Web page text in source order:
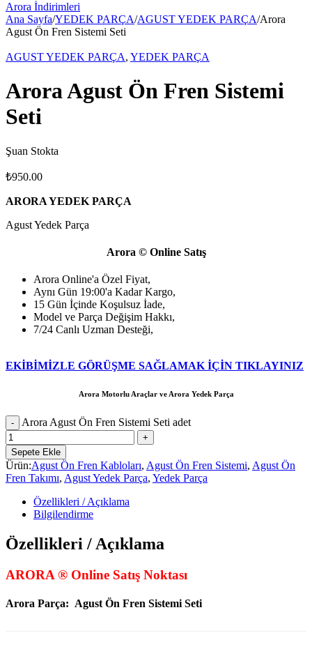
Arora İndirimleri
Ana Sayfa/YEDEK PARÇA/AGUST YEDEK PARÇA/Arora
Agust Ön Fren Sistemi Seti
AGUST YEDEK PARÇA, YEDEK PARÇA
Arora Agust Ön Fren Sistemi
Seti
Şuan Stokta
₺950.00
ARORA YEDEK PARÇA
Agust Yedek Parça
Arora © Online Satış
Arora Online'a Özel Fiyat,
Aynı Gün 19:00'a Kadar Kargo,
15 Gün İçinde Koşulsuz İade,
Model ve Parça Değişim Hakkı,
7/24 Canlı Uzman Desteği,
EKİBİMİZLE GÖRÜŞME SAĞLAMAK İÇİN TIKLAYINIZ
Arora Motorlu Araçlar ve Arora Yedek Parça
Arora Agust Ön Fren Sistemi Seti adet
Sepete Ekle
Ürün:Agust Ön Fren Kabloları, Agust Ön Fren Sistemi, Agust Ön
Fren Takımı, Agust Yedek Parça, Yedek Parça
Özellikleri / Açıklama
Bilgilendirme
Özellikleri / Açıklama
ARORA ® Online Satış Noktası
Arora Parça: Agust Ön Fren Sistemi Seti